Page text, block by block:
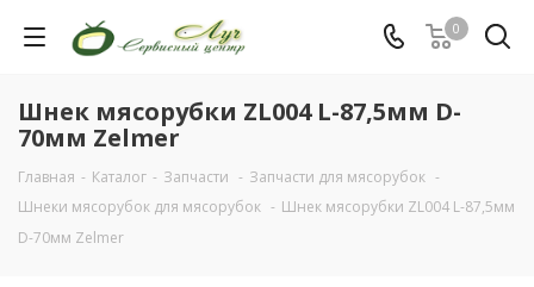
0
Шнек мясорубки ZL004 L-87,5мм D-
70мм Zelmer
Главная - Каталог - Запчасти - Запчасти для мясорубок -
Шнеки мясорубок для мясорубок - Шнек мясорубки ZL004 L-87,5мм
D-70мм Zelmer